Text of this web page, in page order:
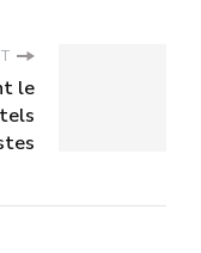
le